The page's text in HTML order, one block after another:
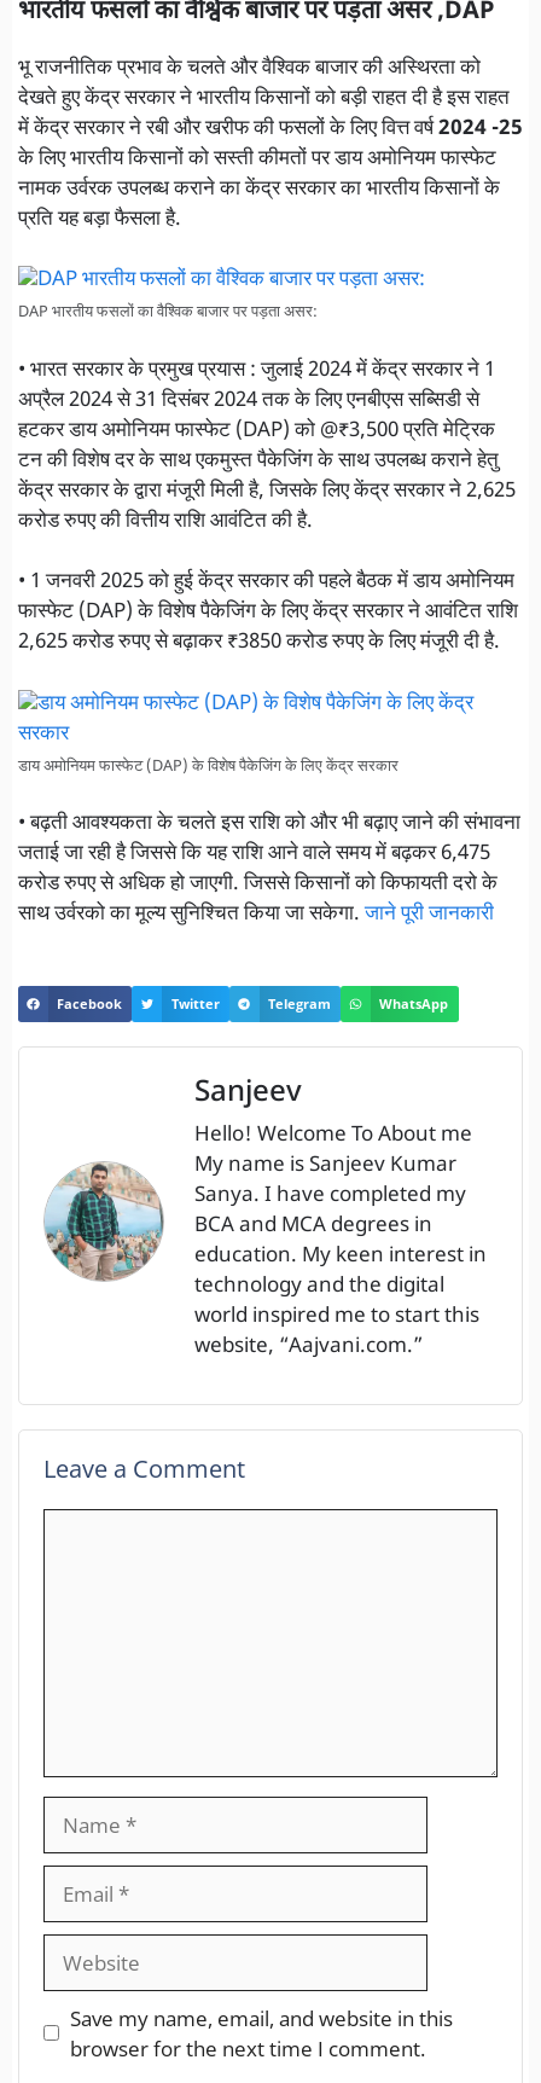
भारतीय फसलों का वैश्विक बाजार पर पड़ता असर ,DAP
भू राजनीतिक प्रभाव के चलते और वैश्विक बाजार की अस्थिरता को
देखते हुए केंद्र सरकार ने भारतीय किसानों को बड़ी राहत दी है इस राहत
में केंद्र सरकार ने रबी और खरीफ की फसलों के लिए वित्त वर्ष2024 -25
के लिए भारतीय किसानों को सस्ती कीमतों पर डाय अमोनियम फास्फेट
नामक उर्वरक उपलब्ध कराने का केंद्र सरकार का भारतीय किसानों के
प्रति यह बड़ा फैसला है.
DAP भारतीय फसलों का वैश्विक बाजार पर पड़ता असर:
• भारत सरकार के प्रमुख प्रयास : जुलाई 2024 में केंद्र सरकार ने 1
अप्रैल 2024 से 31 दिसंबर 2024 तक के लिए एनबीएस सब्सिडी से
हटकर डाय अमोनियम फास्फेट (DAP) को @₹3,500 प्रति मेट्रिक
टन की विशेष दर के साथ एकमुस्त पैकेजिंग के साथ उपलब्ध कराने हेतु
केंद्र सरकार के द्वारा मंजूरी मिली है, जिसके लिए केंद्र सरकार ने 2,625
करोड रुपए की वित्तीय राशि आवंटित की है.
• 1 जनवरी 2025 को हुई केंद्र सरकार की पहले बैठक में डाय अमोनियम
फास्फेट (DAP) के विशेष पैकेजिंग के लिए केंद्र सरकार ने आवंटित राशि
2,625 करोड रुपए से बढ़ाकर ₹3850 करोड रुपए के लिए मंजूरी दी है.
डाय अमोनियम फास्फेट (DAP) के विशेष पैकेजिंग के लिए केंद्र सरकार
• बढ़ती आवश्यकता के चलते इस राशि को और भी बढ़ाए जाने की संभावना
जताई जा रही है जिससे कि यह राशि आने वाले समय में बढ़कर 6,475
करोड रुपए से अधिक हो जाएगी. जिससे किसानों को किफायती दरो के
साथ उर्वरको का मूल्य सुनिश्चित किया जा सकेगा.जाने पूरी जानकारी
Facebook Twitter Telegram WhatsApp
Sanjeev
Hello! Welcome To About me
My name is Sanjeev Kumar
Sanya. I have completed my
BCA and MCA degrees in
education. My keen interest in
technology and the digital
world inspired me to start this
website, “Aajvani.com.”
Leave a Comment
Save my name, email, and website in this
browser for the next time I comment.